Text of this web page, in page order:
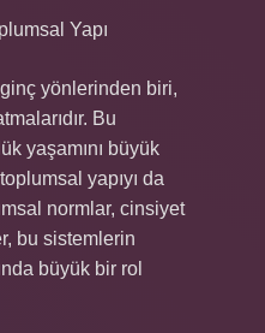
Yapı
yönlerinden biri,
Bu
yaşamını büyük
yapıyı da
normlar, cinsiyet
bu sistemlerin
büyük bir rol